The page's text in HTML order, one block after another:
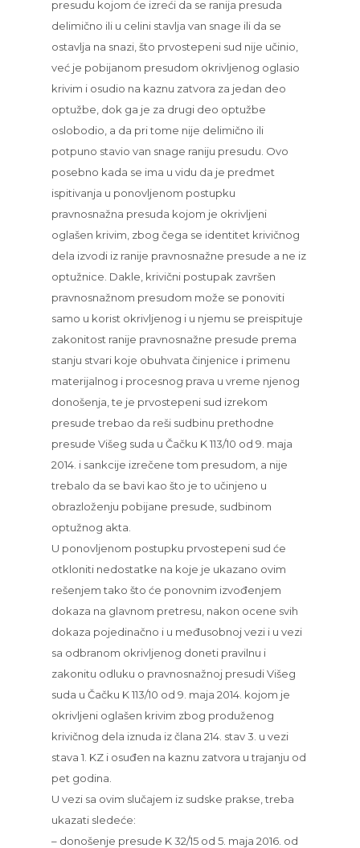
presudu kojom će izreći da se ranija presuda
delimično ili u celini stavlja van snage ili da se
ostavlja na snazi, što prvostepeni sud nije učinio,
već je pobijanom presudom okrivljenog oglasio
krivim i osudio na kaznu zatvora za jedan deo
optužbe, dok ga je za drugi deo optužbe
oslobodio, a da pri tome nije delimično ili
potpuno stavio van snage raniju presudu. Ovo
posebno kada se ima u vidu da je predmet
ispitivanja u ponovljenom postupku
pravnosnažna presuda kojom je okrivljeni
oglašen krivim, zbog čega se identitet krivičnog
dela izvodi iz ranije pravnosnažne presude a ne iz
optužnice. Dakle, krivični postupak završen
pravnosnažnom presudom može se ponoviti
samo u korist okrivljenog i u njemu se preispituje
zakonitost ranije pravnosnažne presude prema
stanju stvari koje obuhvata činjenice i primenu
materijalnog i procesnog prava u vreme njenog
donošenja, te je prvostepeni sud izrekom
presude trebao da reši sudbinu prethodne
presude Višeg suda u Čačku K 113/10 od 9. maja
2014. i sankcije izrečene tom presudom, a nije
trebalo da se bavi kao što je to učinjeno u
obrazloženju pobijane presude, sudbinom
optužnog akta.
U ponovljenom postupku prvostepeni sud će
otkloniti nedostatke na koje je ukazano ovim
rešenjem tako što će ponovnim izvođenjem
dokaza na glavnom pretresu, nakon ocene svih
dokaza pojedinačno i u međusobnoj vezi i u vezi
sa odbranom okrivljenog doneti pravilnu i
zakonitu odluku o pravnosnažnoj presudi Višeg
suda u Čačku K 113/10 od 9. maja 2014. kojom je
okrivljeni oglašen krivim zbog produženog
krivičnog dela iznuda iz člana 214. stav 3. u vezi
stava 1. KZ i osuđen na kaznu zatvora u trajanju od
pet godina.
U vezi sa ovim slučajem iz sudske prakse, treba
ukazati sledeće:
– donošenje presude K 32/15 od 5. maja 2016. od